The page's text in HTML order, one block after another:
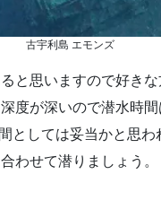
古宇利島 エモンズ
と思いますので好き
度が深いので潜水時
としては妥当かと思
わせて潜りましょう。